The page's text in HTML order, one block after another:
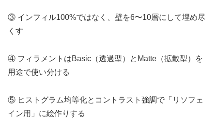
③ インフィル100%ではなく、壁を6〜10層にして埋め尽
くす
④ フィラメントはBasic（透過型）とMatte（拡散型）を
用途で使い分ける
⑤ ヒストグラム均等化とコントラスト強調で「リソフェ
イン用」に絵作りする